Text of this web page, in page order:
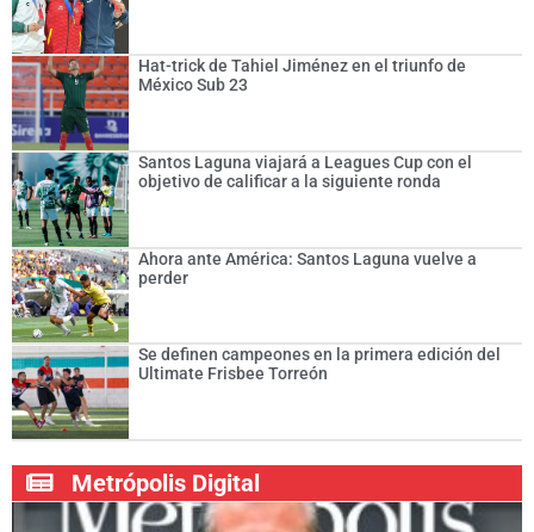
Hat-trick de Tahiel Jiménez en el triunfo de
México Sub 23
Santos Laguna viajará a Leagues Cup con el
objetivo de calificar a la siguiente ronda
Ahora ante América: Santos Laguna vuelve a
perder
Se definen campeones en la primera edición del
Ultimate Frisbee Torreón
Metrópolis Digital